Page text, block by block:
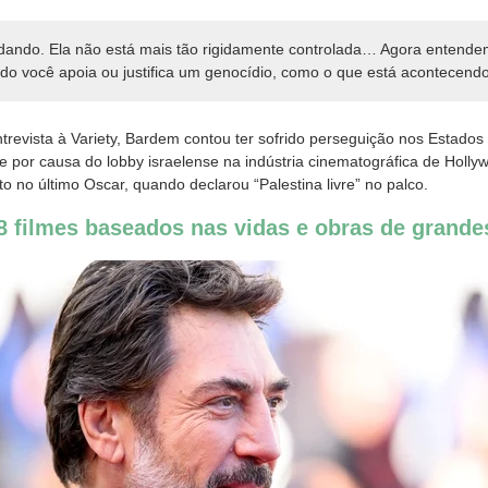
Ela não está mais tão rigidamente controlada… Agora
você apoia ou justifica um genocídio, como o que está
à Variety, Bardem contou ter sofrido perseguição nos
por causa do lobby israelense na indústria cinematográfica de
no último Oscar, quando declarou “Palestina livre” no palco.
filmes baseados nas vidas e obras de